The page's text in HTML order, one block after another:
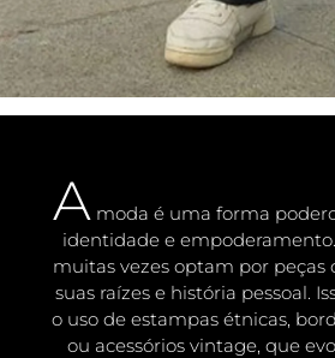
A moda é uma forma
identidade e empoderamento
muitas vezes optam por peças
suas raízes e história pessoal.
o uso de estampas étnicas,
ou acessórios vintage, que